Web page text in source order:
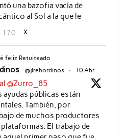
una bazofia vacía de
al Sol a la que le
170 X
feliz Retuiteado
@jlrebordinos · 10 Abr
@Zurro_85
ayudas públicas están
También, por
de muchos productores
El trabajo de